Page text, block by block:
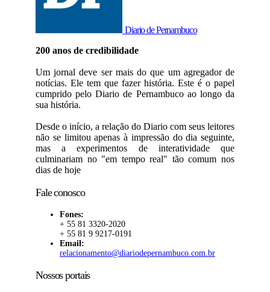
Diario de Pernambuco
200 anos de credibilidade
Um jornal deve ser mais do que um agregador de
notícias. Ele tem que fazer história. Este é o papel
cumprido pelo Diario de Pernambuco ao longo da
sua história.
Desde o início, a relação do Diario com seus leitores
não se limitou apenas à impressão do dia seguinte,
mas a experimentos de interatividade que
culminariam no "em tempo real" tão comum nos
dias de hoje
Fale conosco
Fones:
+ 55 81 3320-2020
+ 55 81 9 9217-0191
Email:
relacionamento@diariodepernambuco.com.br
Nossos portais